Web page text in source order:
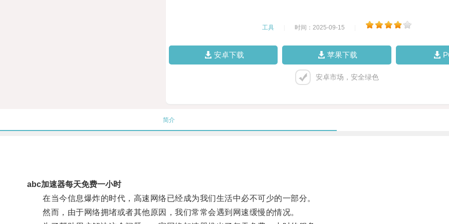
工具 时间：2025-09-15
安卓下载 苹果下载
安卓市场，安全绿色
简介
abc加速器每天免费一小时
在当今信息爆炸的时代，高速网络已经成为我们生活中必不可少的一部分。
然而，由于网络拥堵或者其他原因，我们常常会遇到网速缓慢的情况。